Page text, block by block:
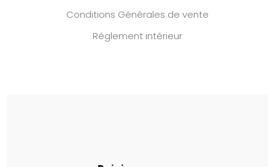
Conditions Générales de vente
Réglement intérieur